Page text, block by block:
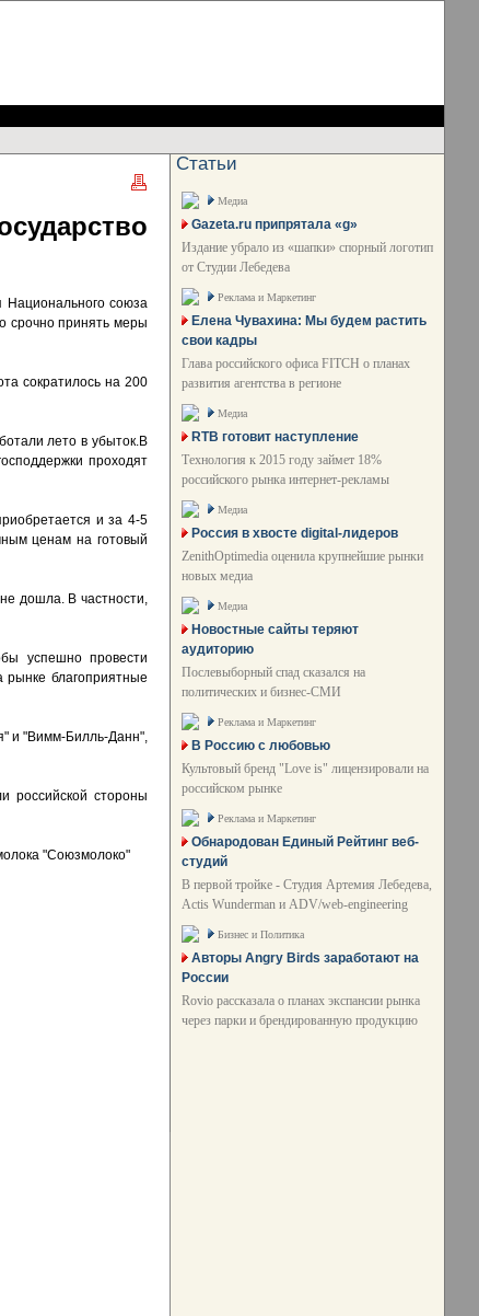
Национального союза
срочно принять меры
сократилось на 200
лето в убыток.В
проходят
и за 4-5
ценам на готовый
дошла. В частности,
успешно провести
рынке благоприятные
и "Вимм-Билль-Данн",
российской стороны
Статьи
Медиа
Gazeta.ru припрятала «g»
Издание убрало из «шапки» спорный логотип
от Студии Лебедева
Реклама и Маркетинг
Елена Чувахина: Мы будем растить
свои кадры
Глава российского офиса FITCH о планах
развития агентства в регионе
Медиа
RTB готовит наступление
Технология к 2015 году займет 18%
российского рынка интернет-рекламы
Медиа
Россия в хвосте digital-лидеров
ZenithOptimedia оценила крупнейшие рынки
новых медиа
Медиа
Новостные сайты теряют
аудиторию
Послевыборный спад сказался на
политических и бизнес-СМИ
Реклама и Маркетинг
В Россию с любовью
Культовый бренд "Love is" лицензировали на
российском рынке
Реклама и Маркетинг
Обнародован Единый Рейтинг веб-
студий
В первой тройке - Студия Артемия Лебедева,
Actis Wunderman и ADV/web-engineering
Бизнес и Политика
Авторы Angry Birds заработают на
России
Rovio рассказала о планах экспансии рынка
через парки и брендированную продукцию